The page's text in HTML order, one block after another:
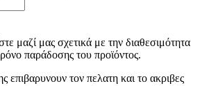
μαζί μας σχετικά με την διαθεσιμότητα
παράδοσης του προϊόντος.
επιβαρυνουν τον πελατη και το ακριβες